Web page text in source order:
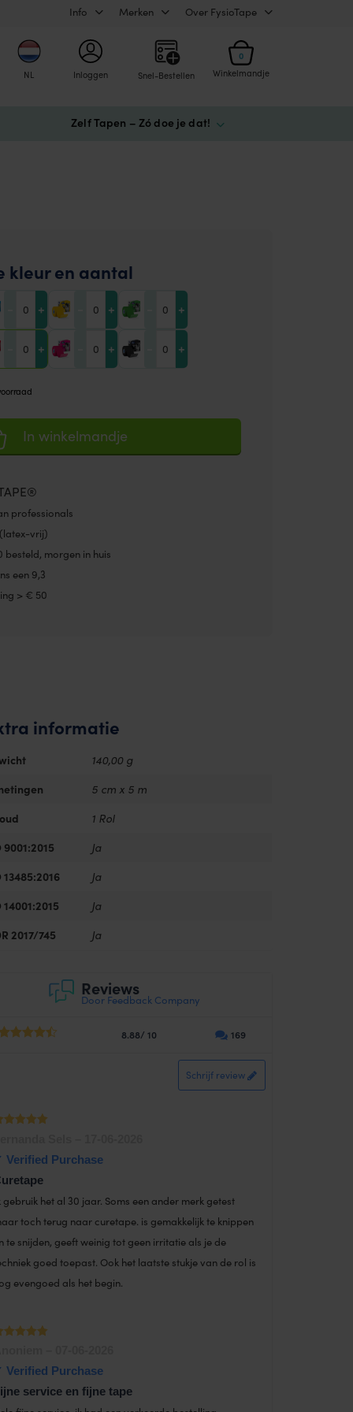
Info Merken Over FysioTape
NL Inloggen Snel-Bestellen
0
Winkelmandje
Zelf Tapen – Zó doe je dat!
kleur en aantal
+ + +
+ + +
In winkelmandje
professionals
vrij)
besteld, morgen in huis
een 9,3
> € 50
informatie
140,00 g
5 cm x 5 m
1 Rol
9001:2015 Ja
13485:2016 Ja
14001:2015 Ja
2017/745 Ja
Reviews
Door Feedback Company
8.88/ 10 169
Schrijf review
gebruik het al 30 jaar. Soms een ander merk getest
toch terug naar curetape. is gemakkelijk te knippen
te snijden, geeft weinig tot geen irritatie als je de
goed toepast. Ook het laatste stukje van de rol is
evengoed als het begin.
service en fijne tape